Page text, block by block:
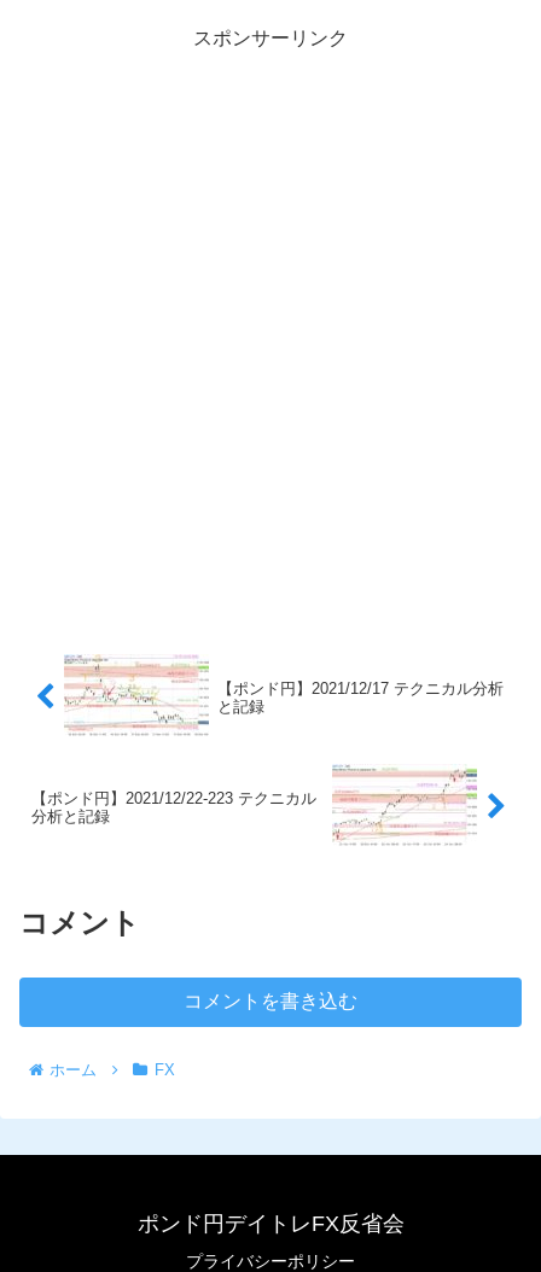
スポンサーリンク
【ポンド円】2021/12/17 テクニカル分析
と記録
【ポンド円】2021/12/22-223 テクニカル
分析と記録
コメント
コメントを書き込む
ホーム FX
ポンド円デイトレFX反省会
プライバシーポリシー